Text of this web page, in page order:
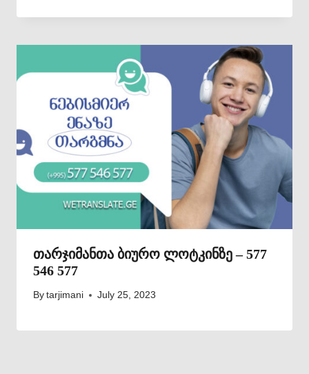
თარჯიმანთა ბიურო ლოტკინზე – 577
546 577
By tarjimani July 25, 2023